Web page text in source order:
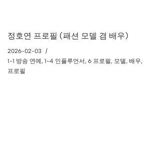
정호연 프로필 (패션 모델 겸 배우)
2026-02-03
1-1 방송 연예, 1-4 인플루언서, 6 프로필, 모델, 배우,
프로필